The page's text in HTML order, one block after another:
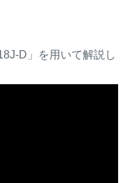
D」を用いて解説し